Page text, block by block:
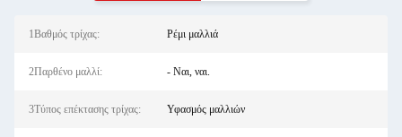
1Βαθμός τρίχας: Ρέμι μαλλιά
2Παρθένο μαλλί: - Ναι, ναι.
3Τύπος επέκτασης τρίχας: Υφασμός μαλλιών